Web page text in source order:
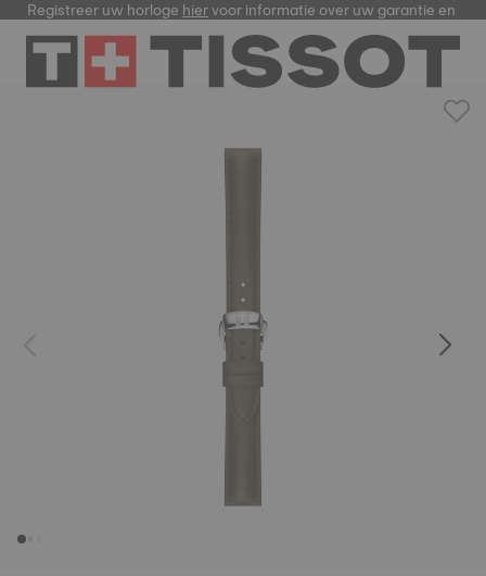
Registreer uw horlogehiervoor informatie over uw garantie en